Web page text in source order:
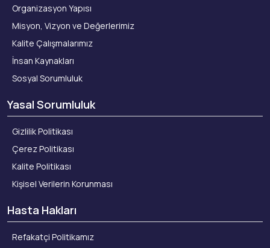
Organizasyon Yapısı
Misyon, Vizyon ve Değerlerimiz
Kalite Çalışmalarımız
İnsan Kaynakları
Sosyal Sorumluluk
Yasal Sorumluluk
Gizlilik Politikası
Çerez Politikası
Kalite Politikası
Kişisel Verilerin Korunması
Hasta Hakları
Refakatçi Politikamız